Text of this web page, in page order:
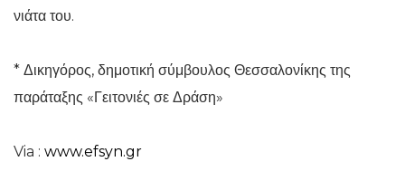
νιάτα του.
* Δικηγόρος, δημοτική σύμβουλος Θεσσαλονίκης της
παράταξης «Γειτονιές σε Δράση»
Via : www.efsyn.gr